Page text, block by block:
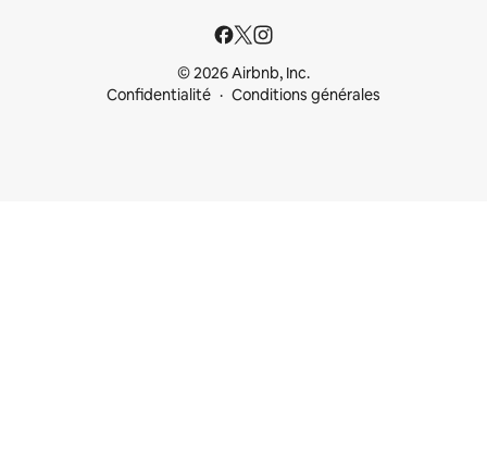
© 2026 Airbnb, Inc.
Confidentialité
Conditions générales